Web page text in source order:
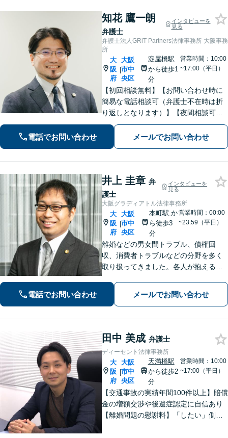
知花 鷹一朗
弁護士
インタビューを
見る
弁護士法人GRiT Partners法律事務所 大阪事務
所
大
阪
府
|
大阪
市中
央区
淀屋橋駅
から徒歩1
分
営業時間：10:00
~17:00（平日）
【初回相談無料】【お問い合わせ時に
簡易な電話相談可（弁護士不在時は折
り返しとなります）】【夜間相談可】
依頼者さまの悩み・不安に寄り添い、
精神的な負担も軽減できるよう努めて
まいります。解決見込みや弁護士費用
電話でお問い合わせ メールでお問い合わせ
井上 圭章 弁
護士
インタビューを
見る
大阪グラディアトル法律事務所
大
阪
府
|
大阪
市中
央区
本町駅 か
ら徒歩3
分
営業時間：00:00
~23:59（平日）
離婚などの男女間トラブル、債権回
収、消費者トラブルなどの分野を多く
取り扱ってきました。各人が抱えるト
法があります。詳細な打ち合わせをさ
せていただきます。お気軽にお問い合
電話でお問い合わせ メールでお問い合わせ
田中 美成 弁護士
ディーセント法律事務所
大
阪
府
|
大阪
市中
央区
天満橋駅
から徒歩2
分
営業時間：10:00
~17:00（平日）
【交通事故の実績年間100件以上】賠償
金の増額交渉や後遺症認定に自信あり
【離婚問題の慰謝料】「したい」側も